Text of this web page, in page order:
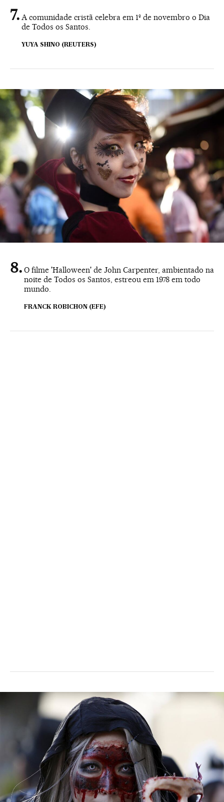
A comunidade cristã celebra em 1º de novembro o Dia
de Todos os Santos.
YUYA SHINO (REUTERS)
O filme 'Halloween' de John Carpenter, ambientado na
noite de Todos os Santos, estreou em 1978 em todo
mundo.
FRANCK ROBICHON (EFE)